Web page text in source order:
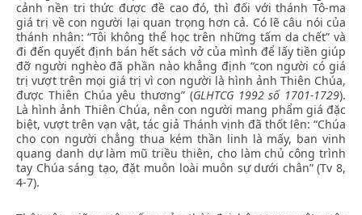
cảnh nền tri thức được đề cao đó, thì đối với thánh Tô-ma
giá trị về con người lại quan trọng hơn cả. Có lẽ câu nói của
thánh nhân: “Tôi không thể học trên những tấm da chết” và
đi đến quyết định bán hết sách vở của mình để lấy tiền giúp
đỡ người nghèo đã phần nào khẳng định “con người có giá
trị vượt trên mọi giá trị vì con người là hình ảnh Thiên Chúa,
được Thiên Chúa yêu thương” (GLHTCG 1992 số 1701-1729).
Là hình ảnh Thiên Chúa, nên con người mang phẩm giá đặc
biệt, vượt trên vạn vật, tác giả Thánh vịnh đã thốt lên: “Chúa
cho con người chẳng thua kém thần linh là mấy, ban vinh
quang danh dự làm mũ triều thiên, cho làm chủ công trình
tay Chúa sáng tạo, đặt muôn loài muôn sự dưới chân” (Tv 8,
4-7).